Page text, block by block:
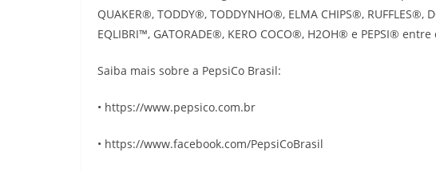
QUAKER®, TODDY®, TODDYNHO®, ELMA CHIPS®, RUFFLES®,
EQLIBRI™, GATORADE®, KERO COCO®, H2OH® e PEPSI®
Saiba mais sobre a PepsiCo Brasil:
• https://www.pepsico.com.br
• https://www.facebook.com/PepsiCoBrasil